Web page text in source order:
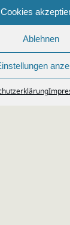
Cookies
Ablehnen
Köln -